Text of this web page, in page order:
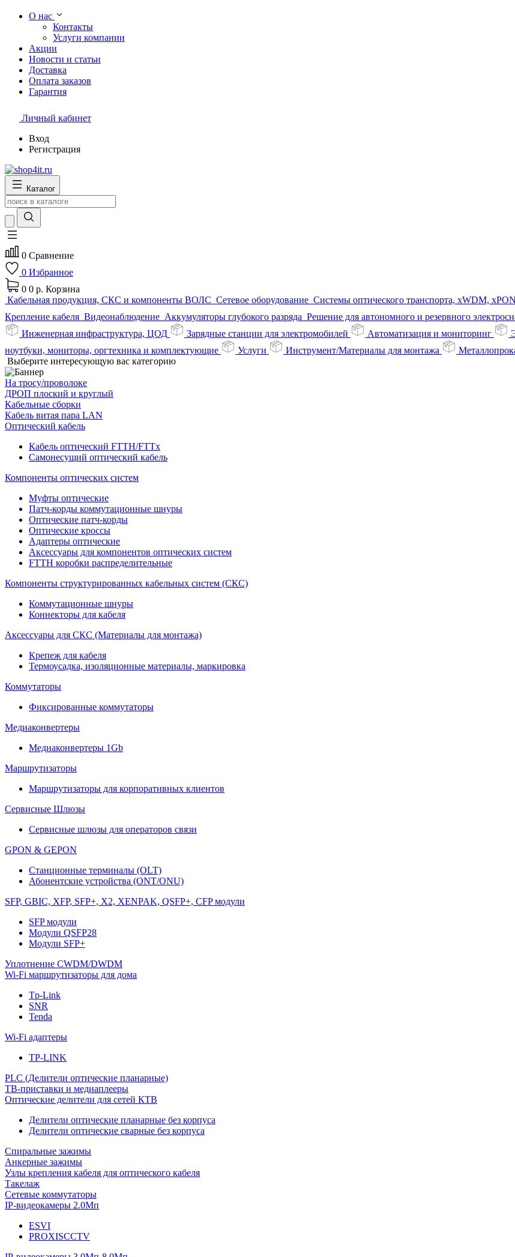
О нас
Контакты
Услуги компании
Акции
Новости и статьи
Доставка
Оплата заказов
Гарантия
Личный кабинет
Вход
Регистрация
Каталог
0 Сравнение
0 Избранное
0 0 р. Корзина
Кабельная продукция, СКС и компоненты ВОЛС Сетевое оборудование Системы оптического транспорта, xWDM, xPON
Крепление кабеля Видеонаблюдение Аккумуляторы глубокого разряда Решение для автономного и резервного
Инженерная инфраструктура, ЦОД
Зарядные станции для электромобилей Автоматизация и мониторинг
ноутбуки, мониторы, оргтехника и комплектующие
Услуги Инструмент/Материалы для монтажа
Выберите интересующую вас категорию
На тросу/проволоке
ДРОП плоский и круглый
Кабельные сборки
Кабель витая пара LAN
Оптический кабель
Кабель оптический FTTH/FTTx
Самонесущий оптический кабель
Компоненты оптических систем
Муфты оптические
Патч-корды коммутационные шнуры
Оптические патч-корды
Оптические кроссы
Адаптеры оптические
Аксессуары для компонентов оптических систем
FTTH коробки распределительные
Компоненты структурированных кабельных систем (СКС)
Коммутационные шнуры
Коннекторы для кабеля
Аксессуары для СКС (Материалы для монтажа)
Крепеж для кабеля
Термоусадка, изоляционные материалы, маркировка
Коммутаторы
Фиксированные коммутаторы
Медиаконвертеры
Медиаконвертеры 1Gb
Маршрутизаторы
Маршрутизаторы для корпоративных клиентов
Сервисные Шлюзы
Сервисные шлюзы для операторов связи
GPON & GEPON
Станционные терминалы (OLT)
Абонентские устройства (ONT/ONU)
SFP, GBIC, XFP, SFP+, X2, XENPAK, QSFP+, CFP модули
SFP модули
Модули QSFP28
Модули SFP+
Уплотнение CWDM/DWDM
Wi-Fi маршрутизаторы для дома
Tp-Link
SNR
Tenda
Wi-Fi адаптеры
TP-LINK
PLC (Делители оптические планарные)
ТВ-приставки и медиаплееры
Оптические делители для сетей КТВ
Делители оптические планарные без корпуса
Делители оптические сварные без корпуса
Спиральные зажимы
Анкерные зажимы
Узлы крепления кабеля для оптического кабеля
Такелаж
Сетевые коммутаторы
IP-видеокамеры 2.0Мп
ESVI
PROXISCCTV